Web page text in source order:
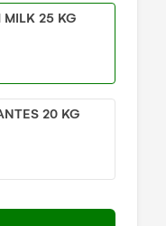
MILK 25 KG
20 KG